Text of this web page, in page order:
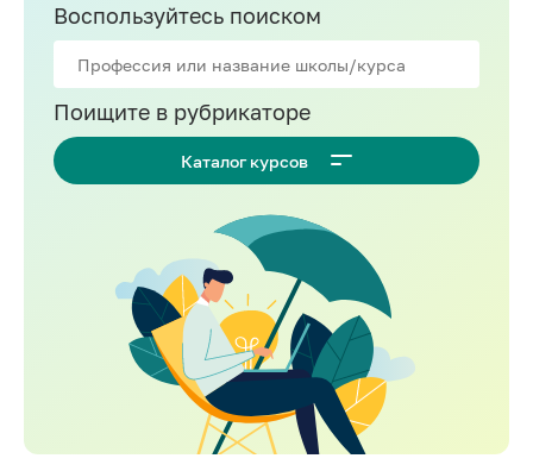
Экстернат 3-4 класс
Воспользуйтесь поиском
Поищите в рубрикаторе
Каталог курсов